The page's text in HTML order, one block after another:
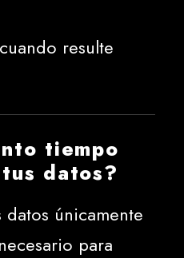
resulte
tiempo
datos?
datos únicamente
para